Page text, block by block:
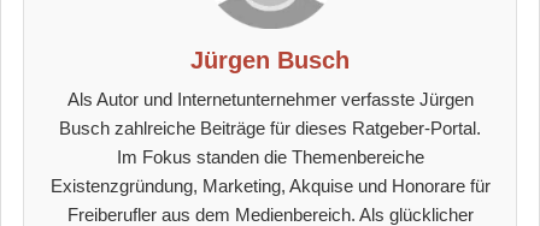
Jürgen Busch
Als Autor und Internetunternehmer verfasste Jürgen
Busch zahlreiche Beiträge für dieses Ratgeber-Portal.
Im Fokus standen die Themenbereiche
Existenzgründung, Marketing, Akquise und Honorare für
Freiberufler aus dem Medienbereich. Als glücklicher